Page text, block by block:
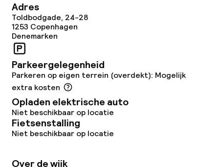
Faciliteiten en diensten voor kinderen
Babysitservice
Schoonmaakvoorzieningen
Wasservice
Zakelijke faciliteiten
Adres
Toldbodgade, 24-28
1253 Copenhagen
Denemarken
Parkeergelegenheid
Parkeren op eigen terrein (overdekt): Mogelijk
extra kosten
Opladen elektrische auto
Niet beschikbaar op locatie
Fietsenstalling
Niet beschikbaar op locatie
Over de wijk